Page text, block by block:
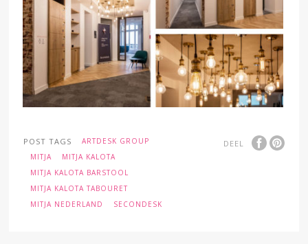
DEEL
POST TAGS
ARTDESK GROUP
MITJA
MITJA KALOTA
MITJA KALOTA BARSTOOL
MITJA KALOTA TABOURET
MITJA NEDERLAND
SECONDESK